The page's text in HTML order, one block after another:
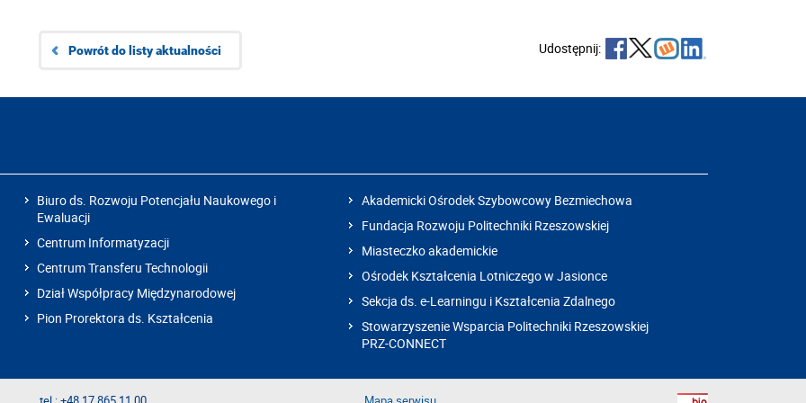
Udostępnij:
Powrót do listy aktualności
Biuro ds. Rozwoju Potencjału Naukowego i
Ewaluacji
Centrum Informatyzacji
Centrum Transferu Technologii
Dział Współpracy Międzynarodowej
Pion Prorektora ds. Kształcenia
Akademicki Ośrodek Szybowcowy Bezmiechowa
Fundacja Rozwoju Politechniki Rzeszowskiej
Miasteczko akademickie
Ośrodek Kształcenia Lotniczego w Jasionce
Sekcja ds. e-Learningu i Kształcenia Zdalnego
Stowarzyszenie Wsparcia Politechniki Rzeszowskiej
PRZ-CONNECT